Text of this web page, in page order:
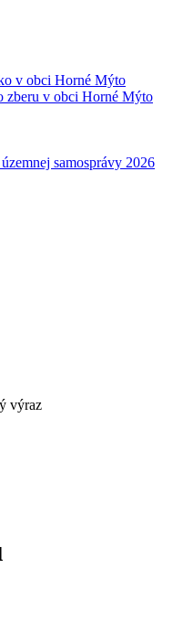
v obci Horné Mýto
zberu v obci Horné Mýto
samosprávy 2026
výraz